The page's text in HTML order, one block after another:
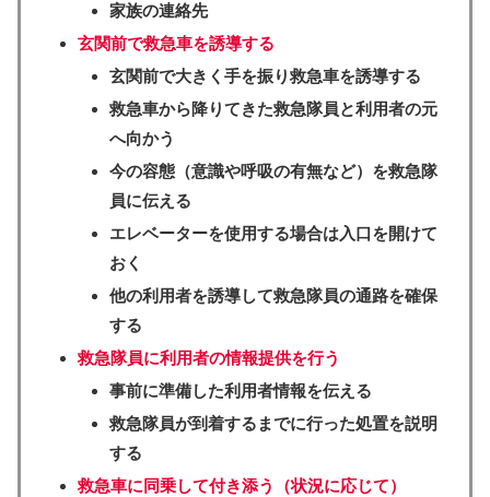
家族の連絡先
玄関前で救急車を誘導する
玄関前で大きく手を振り救急車を誘導する
救急車から降りてきた救急隊員と利用者の元
へ向かう
今の容態（意識や呼吸の有無など）を救急隊
員に伝える
エレベーターを使用する場合は入口を開けて
おく
他の利用者を誘導して救急隊員の通路を確保
する
救急隊員に利用者の情報提供を行う
事前に準備した利用者情報を伝える
救急隊員が到着するまでに行った処置を説明
する
救急車に同乗して付き添う（状況に応じて）